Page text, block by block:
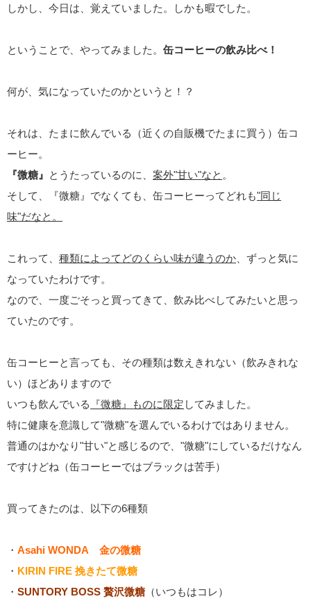
しかし、今日は、覚えていました。しかも暇でした。
ということで、やってみました。 缶コーヒーの飲み比べ！
何が、気になっていたのかというと！？
それは、たまに飲んでいる（近くの自販機でたまに買う）缶コ
ーヒー。
『微糖』
とうたっているのに、 案外"甘い"なと
そして、『微糖』でなくても、缶コーヒーってどれも"同じ
味"だなと。
これって、 種類によってどのくらい味が違うのか 、ずっと気に
なっていたわけです。
なので、一度ごそっと買ってきて、飲み比べしてみたいと思っ
ていたのです。
缶コーヒーと言っても、その種類は数えきれない（飲みきれな
い）ほどありますので
いつも飲んでいる
『微糖』ものに限定 してみました。
特に健康を意識して"微糖"を選んでいるわけではありません。
普通のはかなり"甘い"と感じるので、"微糖"にしているだけなん
ですけどね（缶コーヒーではブラックは苦手）
買ってきたのは、以下の6種類
・ Asahi WONDA 金の微糖
・ KIRIN FIRE 挽きたて微糖
・ SUNTORY BOSS 贅沢微糖（いつもはコレ）